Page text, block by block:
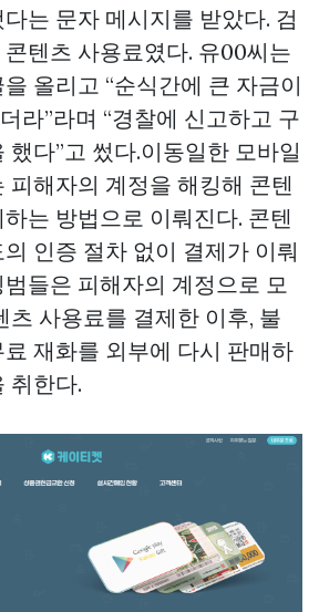
는 문자 메시지를 받았다. 검
텐츠 사용료였다. 유00씨는
올리고 “순식간에 큰 자금이
라”라며 “경찰에 신고하고 구
했다”고 썼다.이동일한 모바일
피해자의 계정을 해킹해 콘텐
는 방법으로 이뤄진다. 콘텐
인증 절차 없이 결제가 이뤄
들은 피해자의 계정으로 모
츠 사용료를 결제한 이후, 불
재화를 외부에 다시 판매하
취한다.